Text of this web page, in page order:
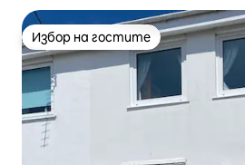
Избор на гостите
Избор на гостите